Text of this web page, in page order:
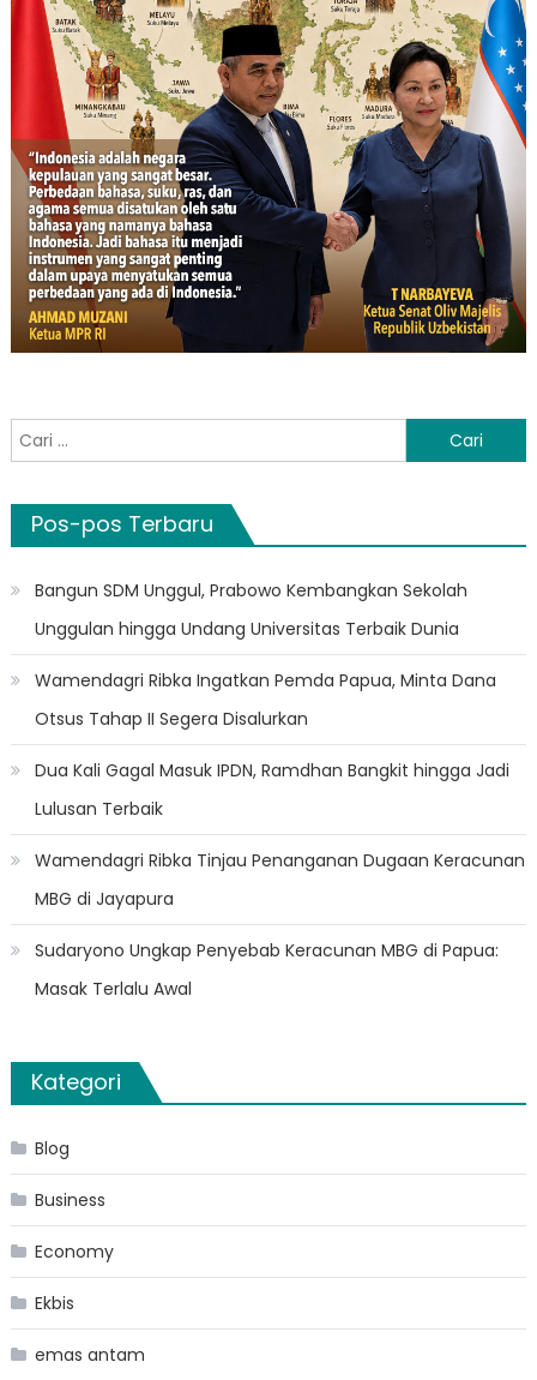
Cari
untuk:
Pos-pos Terbaru
Bangun SDM Unggul, Prabowo Kembangkan Sekolah
Unggulan hingga Undang Universitas Terbaik Dunia
Wamendagri Ribka Ingatkan Pemda Papua, Minta Dana
Otsus Tahap II Segera Disalurkan
Dua Kali Gagal Masuk IPDN, Ramdhan Bangkit hingga Jadi
Lulusan Terbaik
Wamendagri Ribka Tinjau Penanganan Dugaan Keracunan
MBG di Jayapura
Sudaryono Ungkap Penyebab Keracunan MBG di Papua:
Masak Terlalu Awal
Kategori
Blog
Business
Economy
Ekbis
emas antam